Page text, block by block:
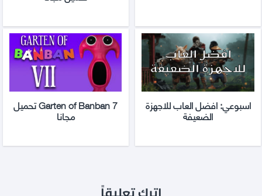
اسبوعي: افضل العاب للاجهزة
الضعيفة
Garten of Banban 7 تحميل
مجانا